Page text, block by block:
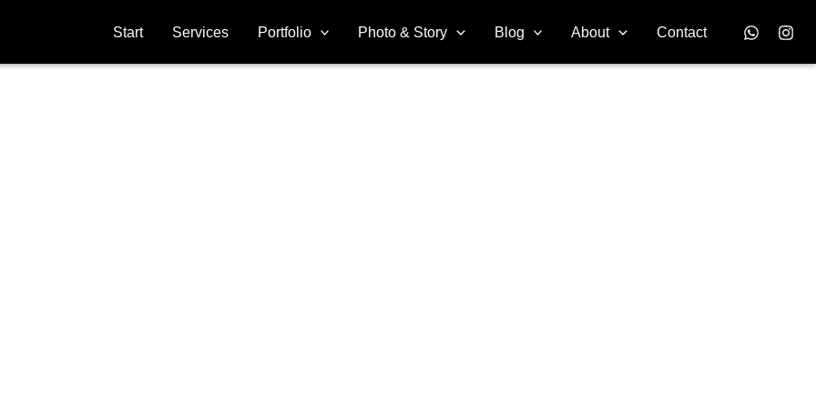
Start Services Portfolio Photo & Story Blog About Contact